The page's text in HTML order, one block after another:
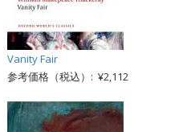
Vanity Fair
参考価格（税込）: ¥2,112